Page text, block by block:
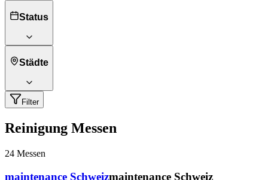
Status
Städte
Filter
Reinigung Messen
24 Messen
maintenance Schweizmaintenance Schweiz